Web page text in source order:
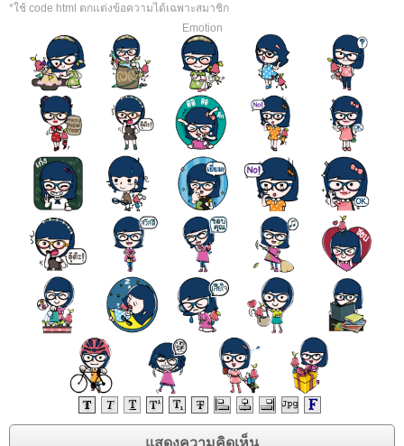
*ใช้ code html ตกแต่งข้อความได้เฉพาะสมาชิก
Emotion